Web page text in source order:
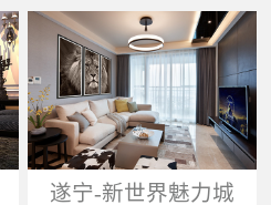
遂宁-新世界魅力城